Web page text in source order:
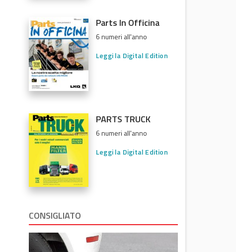
Parts In Officina
6 numeri all'anno
Leggi la Digital Edition
PARTS TRUCK
6 numeri all'anno
Leggi la Digital Edition
CONSIGLIATO